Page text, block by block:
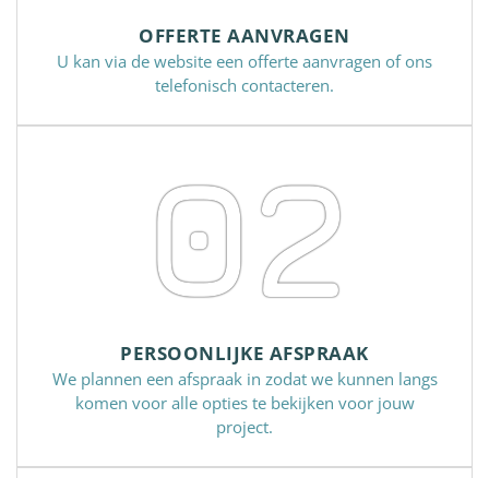
OFFERTE AANVRAGEN
U kan via de website een offerte aanvragen of ons
telefonisch contacteren.
02
PERSOONLIJKE AFSPRAAK
We plannen een afspraak in zodat we kunnen langs
komen voor alle opties te bekijken voor jouw
project.